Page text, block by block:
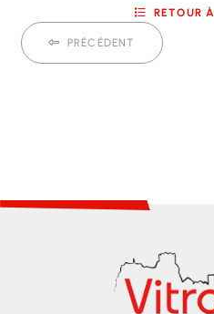
PRÉCÉDENT
RETOUR